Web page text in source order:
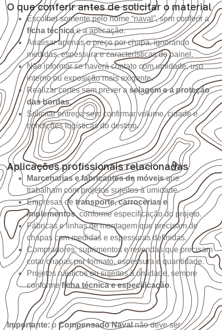
O que conferir antes de solicitar o material
Escolher somente pelo nome “naval”, sem conferir a
ficha técnicae a aplicação.
Analisar apenas o preço por chapa, ignorando
medidas, espessura e características do painel.
Não informar se haverá contato com umidade, uso
interno ou exposição mais exigente.
Realizar cortes sem prever a selagem e a proteção
das bordas.
Solicitar entrega sem confirmar volume, cidade e
condições logísticas do destino.
Aplicações profissionais relacionadas
Marcenarias e fabricantes de móveisque
trabalham com projetos sujeitos à umidade.
Empresas de transporte, carrocerias e
implementos, conforme especificação do projeto.
Fábricas e linhas de montagem que precisam de
chapas com medidas e espessuras definidas.
Compradores, suprimentos e revendas que precisam
cotar chapas por formato, espessura e quantidade.
Projetos náuticos ou sujeitos à umidade, sempre
conformeficha técnica e especificação.
Importante: o Compensado Navalnão deve ser